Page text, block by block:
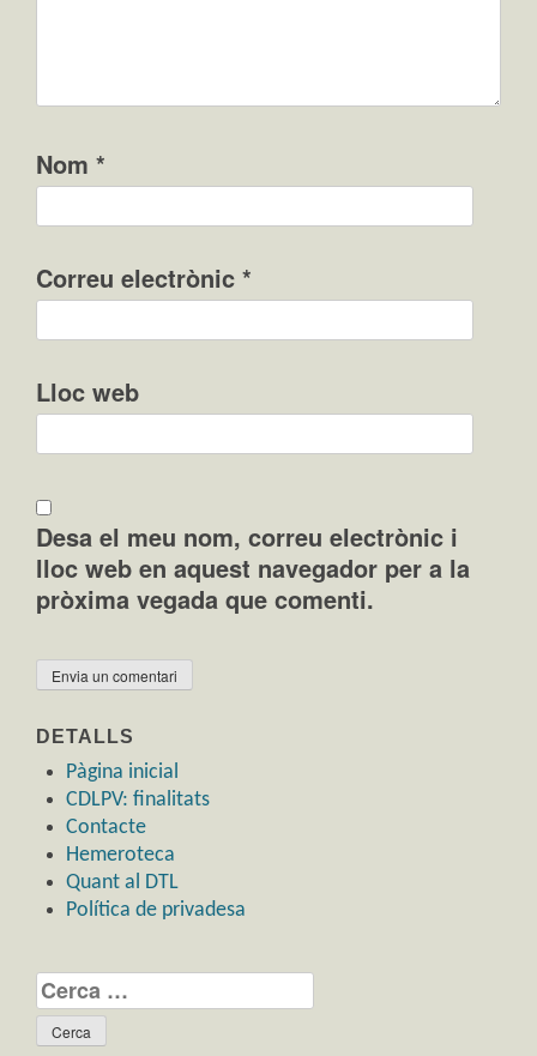
Nom *
Correu electrònic *
Lloc web
Desa el meu nom, correu electrònic i
lloc web en aquest navegador per a la
pròxima vegada que comenti.
DETALLS
Pàgina inicial
CDLPV: finalitats
Contacte
Hemeroteca
Quant al DTL
Política de privadesa
Cerca: